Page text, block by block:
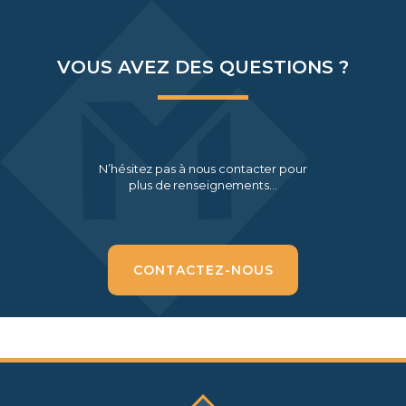
VOUS AVEZ DES QUESTIONS ?
N’hésitez pas à nous contacter pour
plus de renseignements…
CONTACTEZ-NOUS